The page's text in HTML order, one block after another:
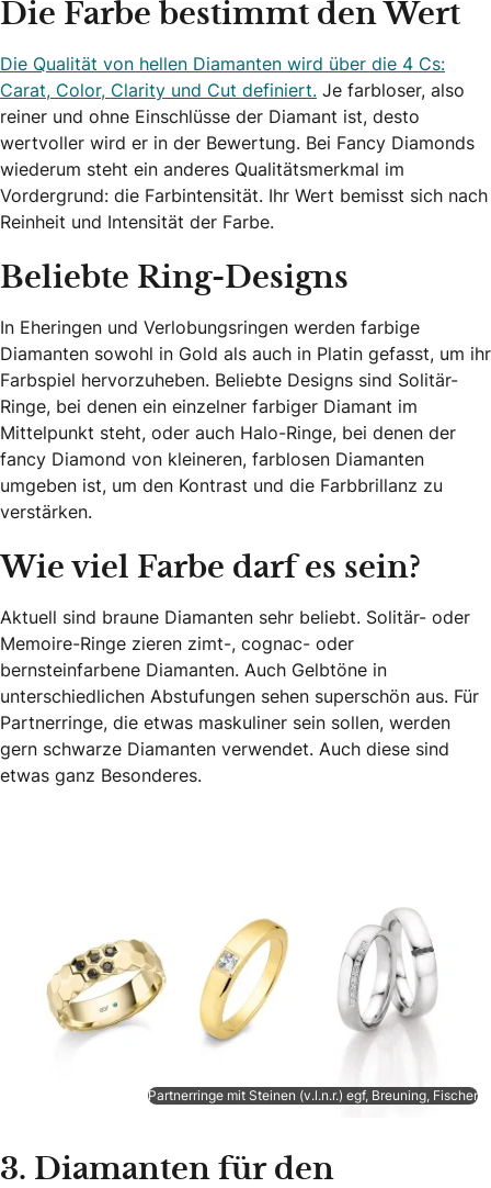
Die Farbe bestimmt den Wert
Die Qualität von hellen Diamanten wird über die 4 Cs:
Carat, Color, Clarity und Cut definiert. Je farbloser, also
reiner und ohne Einschlüsse der Diamant ist, desto
wertvoller wird er in der Bewertung. Bei Fancy Diamonds
wiederum steht ein anderes Qualitätsmerkmal im
Vordergrund: die Farbintensität. Ihr Wert bemisst sich nach
Reinheit und Intensität der Farbe.
Beliebte Ring-Designs
In Eheringen und Verlobungsringen werden farbige
Diamanten sowohl in Gold als auch in Platin gefasst, um ihr
Farbspiel hervorzuheben. Beliebte Designs sind Solitär-
Ringe, bei denen ein einzelner farbiger Diamant im
Mittelpunkt steht, oder auch Halo-Ringe, bei denen der
fancy Diamond von kleineren, farblosen Diamanten
umgeben ist, um den Kontrast und die Farbbrillanz zu
verstärken.
Wie viel Farbe darf es sein?
Aktuell sind braune Diamanten sehr beliebt. Solitär- oder
Memoire-Ringe zieren zimt-, cognac- oder
bernsteinfarbene Diamanten. Auch Gelbtöne in
unterschiedlichen Abstufungen sehen superschön aus. Für
Partnerringe, die etwas maskuliner sein sollen, werden
gern schwarze Diamanten verwendet. Auch diese sind
etwas ganz Besonderes.
Partnerringe mit Steinen (v.l.n.r.) egf, Breuning, Fischer
3. Diamanten für den